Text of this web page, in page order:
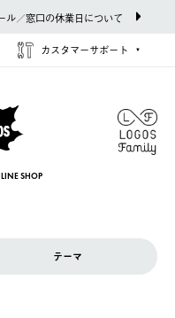
／窓口の休業日について
カスタマーサポート
SHOP
テーマ